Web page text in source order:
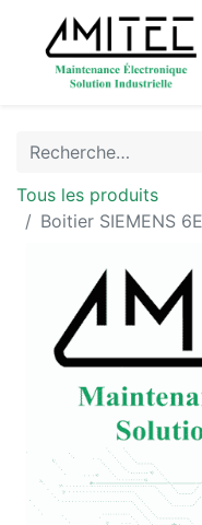
Tous les produits
Boitier SIEMENS